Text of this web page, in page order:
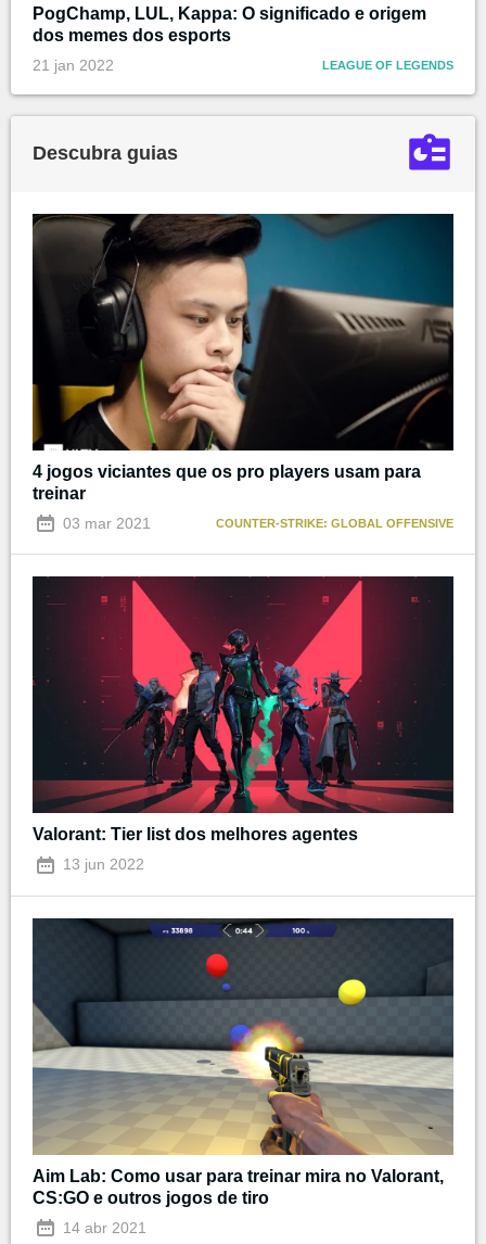
PogChamp, LUL, Kappa: O significado e origem
dos memes dos esports
21 jan 2022 LEAGUE OF LEGENDS
Descubra guias
4 jogos viciantes que os pro players usam para
treinar
03 mar 2021 COUNTER-STRIKE: GLOBAL OFFENSIVE
Valorant: Tier list dos melhores agentes
13 jun 2022
Aim Lab: Como usar para treinar mira no Valorant,
CS:GO e outros jogos de tiro
14 abr 2021